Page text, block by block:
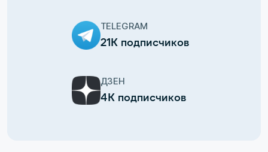
TELEGRAM
21К подписчиков
ДЗЕН
4К подписчиков